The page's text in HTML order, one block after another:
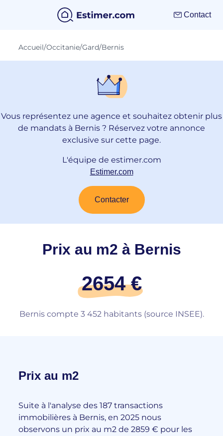
Contact
Accueil/Occitanie/Gard/Bernis
Vous représentez une agence et souhaitez obtenir plus
de mandats à Bernis ? Réservez votre annonce
exclusive sur cette page.
L'équipe de estimer.com
Estimer.com
Contacter
Prix au m2 à Bernis
2654 €
Bernis compte 3 452 habitants (source INSEE).
Prix au m2
Suite à l'analyse des 187 transactions
immobilières à Bernis, en 2025 nous
observons un prix au m2 de 2859 € pour les